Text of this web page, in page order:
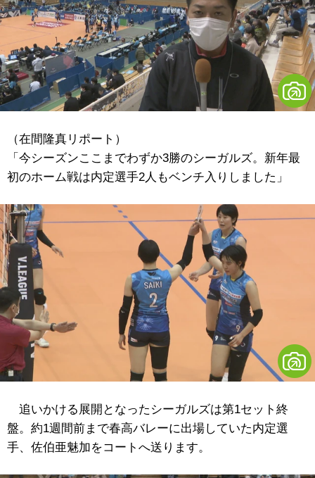
（在間隆真リポート）
「今シーズンここまでわずか3勝のシーガルズ。新年最
初のホーム戦は内定選手2人もベンチ入りしました」
追いかける展開となったシーガルズは第1セット終
盤。約1週間前まで春高バレーに出場していた内定選
手、佐伯亜魅加をコートへ送ります。